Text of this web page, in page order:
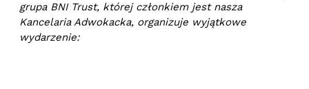
grupa BNI Trust, której członkiem jest nasza
Kancelaria Adwokacka, organizuje wyjątkowe
wydarzenie: